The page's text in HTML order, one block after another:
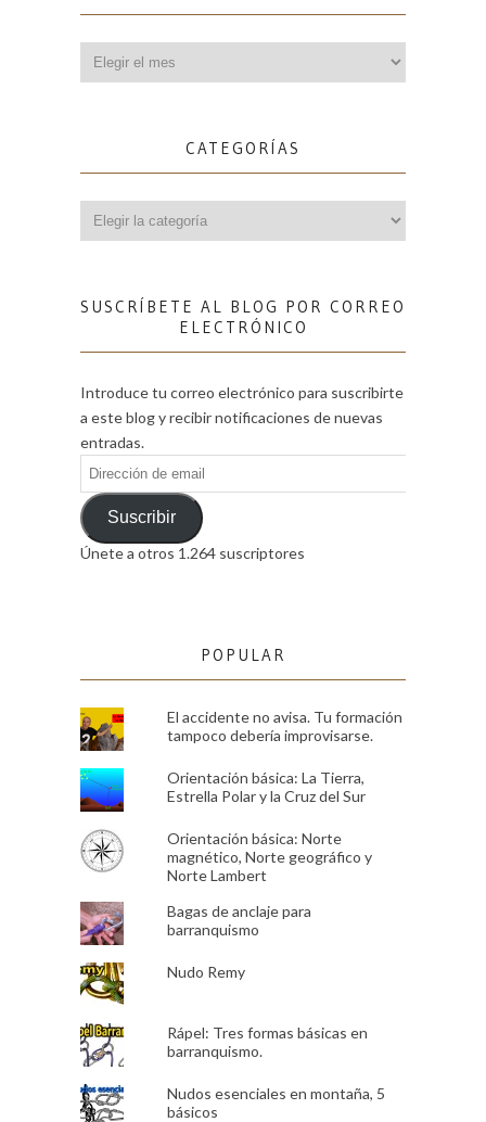
CATEGORÍAS
SUSCRÍBETE AL BLOG POR CORREO
ELECTRÓNICO
Introduce tu correo electrónico para suscribirte
a este blog y recibir notificaciones de nuevas
entradas.
Dirección
de
emailSuscribir
Únete a otros 1.264 suscriptores
POPULAR
El accidente no avisa. Tu formación
tampoco debería improvisarse.
Orientación básica: La Tierra,
Estrella Polar y la Cruz del Sur
Orientación básica: Norte
magnético, Norte geográfico y
Norte Lambert
Bagas de anclaje para
barranquismo
Nudo Remy
Rápel: Tres formas básicas en
barranquismo.
Nudos esenciales en montaña, 5
básicos